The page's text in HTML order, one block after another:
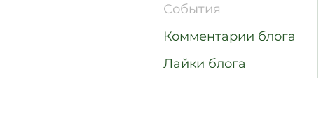
События
Комментарии блога
Лайки блога